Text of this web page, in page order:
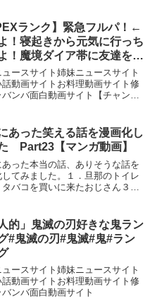
レ１０．オールド・フェイスフ
イザー
ランク】緊急フルパ！←
！寝起きから元気に行っち
！魔境ダイア帯に友達を探
編www【ハセシン】Apex
ースサイト姉妹ニュースサイト
話動画サイトお料理動画サイト修
ンバ面白動画サイト【チャンネ
ャットやメンバー登録などは、試
りや、エンデ...
あった笑える話を漫画化し
Part23【マンガ動画】
あった本当の話、ありそうな話を
てみました。１．旦那のトイレ
バコを買いに来たおじさん３．
リジナルの漫画にして掲載してい
ガ動画チャンネルで...
人的」鬼滅の刃好きな鬼ラン
#鬼滅の刃#鬼滅#鬼#ラン
ースサイト姉妹ニュースサイト
話動画サイトお料理動画サイト修
ンバ面白動画サイト